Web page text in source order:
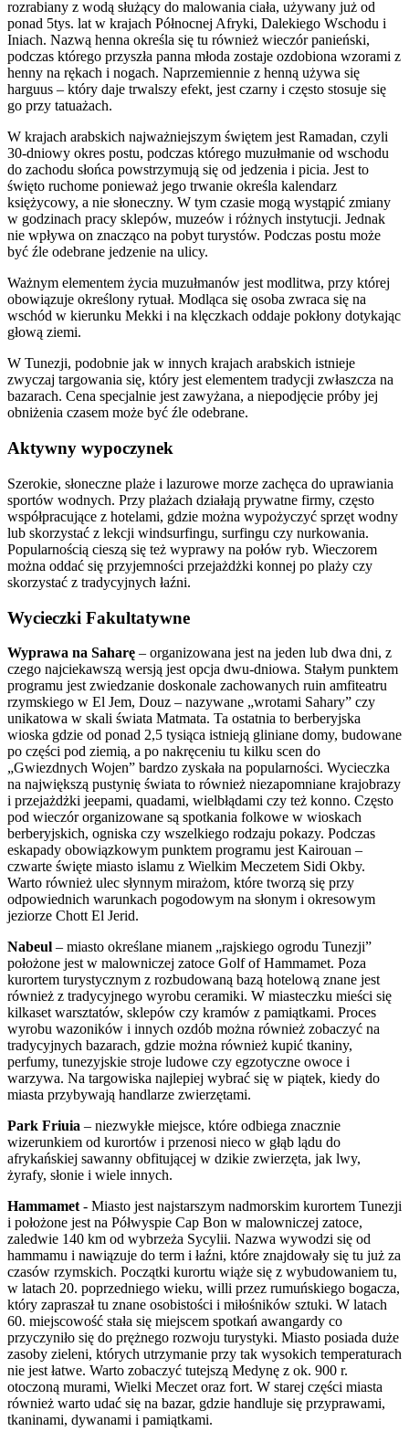
rozrabiany z wodą służący do malowania ciała, używany już od
ponad 5tys. lat w krajach Północnej Afryki, Dalekiego Wschodu i
Iniach. Nazwą henna określa się tu również wieczór panieński,
podczas którego przyszła panna młoda zostaje ozdobiona wzorami z
henny na rękach i nogach. Naprzemiennie z henną używa się
harguus – który daje trwalszy efekt, jest czarny i często stosuje się
go przy tatuażach.
W krajach arabskich najważniejszym świętem jest Ramadan, czyli
30-dniowy okres postu, podczas którego muzułmanie od wschodu
do zachodu słońca powstrzymują się od jedzenia i picia. Jest to
święto ruchome ponieważ jego trwanie określa kalendarz
księżycowy, a nie słoneczny. W tym czasie mogą wystąpić zmiany
w godzinach pracy sklepów, muzeów i różnych instytucji. Jednak
nie wpływa on znacząco na pobyt turystów. Podczas postu może
być źle odebrane jedzenie na ulicy.
Ważnym elementem życia muzułmanów jest modlitwa, przy której
obowiązuje określony rytuał. Modląca się osoba zwraca się na
wschód w kierunku Mekki i na klęczkach oddaje pokłony dotykając
głową ziemi.
W Tunezji, podobnie jak w innych krajach arabskich istnieje
zwyczaj targowania się, który jest elementem tradycji zwłaszcza na
bazarach. Cena specjalnie jest zawyżana, a niepodjęcie próby jej
obniżenia czasem może być źle odebrane.
Aktywny wypoczynek
Szerokie, słoneczne plaże i lazurowe morze zachęca do uprawiania
sportów wodnych. Przy plażach działają prywatne firmy, często
współpracujące z hotelami, gdzie można wypożyczyć sprzęt wodny
lub skorzystać z lekcji windsurfingu, surfingu czy nurkowania.
Popularnością cieszą się też wyprawy na połów ryb. Wieczorem
można oddać się przyjemności przejażdżki konnej po plaży czy
skorzystać z tradycyjnych łaźni.
Wycieczki Fakultatywne
Wyprawa na Saharę – organizowana jest na jeden lub dwa dni, z
czego najciekawszą wersją jest opcja dwu-dniowa. Stałym punktem
programu jest zwiedzanie doskonale zachowanych ruin amfiteatru
rzymskiego w El Jem, Douz – nazywane „wrotami Sahary” czy
unikatowa w skali świata Matmata. Ta ostatnia to berberyjska
wioska gdzie od ponad 2,5 tysiąca istnieją gliniane domy, budowane
po części pod ziemią, a po nakręceniu tu kilku scen do
„Gwiezdnych Wojen” bardzo zyskała na popularności. Wycieczka
na największą pustynię świata to również niezapomniane krajobrazy
i przejażdżki jeepami, quadami, wielbłądami czy też konno. Często
pod wieczór organizowane są spotkania folkowe w wioskach
berberyjskich, ogniska czy wszelkiego rodzaju pokazy. Podczas
eskapady obowiązkowym punktem programu jest Kairouan –
czwarte święte miasto islamu z Wielkim Meczetem Sidi Okby.
Warto również ulec słynnym mirażom, które tworzą się przy
odpowiednich warunkach pogodowym na słonym i okresowym
jeziorze Chott El Jerid.
Nabeul – miasto określane mianem „rajskiego ogrodu Tunezji”
położone jest w malowniczej zatoce Golf of Hammamet. Poza
kurortem turystycznym z rozbudowaną bazą hotelową znane jest
również z tradycyjnego wyrobu ceramiki. W miasteczku mieści się
kilkaset warsztatów, sklepów czy kramów z pamiątkami. Proces
wyrobu wazoników i innych ozdób można również zobaczyć na
tradycyjnych bazarach, gdzie można również kupić tkaniny,
perfumy, tunezyjskie stroje ludowe czy egzotyczne owoce i
warzywa. Na targowiska najlepiej wybrać się w piątek, kiedy do
miasta przybywają handlarze zwierzętami.
Park Friuia – niezwykłe miejsce, które odbiega znacznie
wizerunkiem od kurortów i przenosi nieco w głąb lądu do
afrykańskiej sawanny obfitującej w dzikie zwierzęta, jak lwy,
żyrafy, słonie i wiele innych.
Hammamet - Miasto jest najstarszym nadmorskim kurortem Tunezji
i położone jest na Półwyspie Cap Bon w malowniczej zatoce,
zaledwie 140 km od wybrzeża Sycylii. Nazwa wywodzi się od
hammamu i nawiązuje do term i łaźni, które znajdowały się tu już za
czasów rzymskich. Początki kurortu wiąże się z wybudowaniem tu,
w latach 20. poprzedniego wieku, willi przez rumuńskiego bogacza,
który zapraszał tu znane osobistości i miłośników sztuki. W latach
60. miejscowość stała się miejscem spotkań awangardy co
przyczyniło się do prężnego rozwoju turystyki. Miasto posiada duże
zasoby zieleni, których utrzymanie przy tak wysokich temperaturach
nie jest łatwe. Warto zobaczyć tutejszą Medynę z ok. 900 r.
otoczoną murami, Wielki Meczet oraz fort. W starej części miasta
również warto udać się na bazar, gdzie handluje się przyprawami,
tkaninami, dywanami i pamiątkami.